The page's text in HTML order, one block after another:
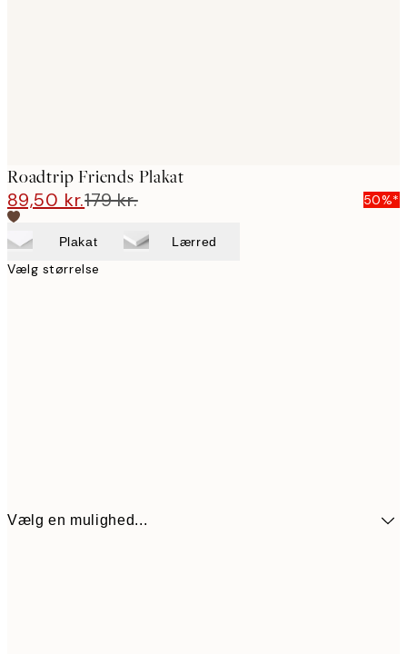
Roadtrip Friends Plakat
89,50 kr.179 kr. 50%*
Plakat Lærred
Vælg størrelse
Vælg en mulighed...